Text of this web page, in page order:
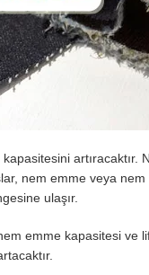
artıracaktır.
nem emme veya nem
ulaşır.
emme kapasitesi ve lif